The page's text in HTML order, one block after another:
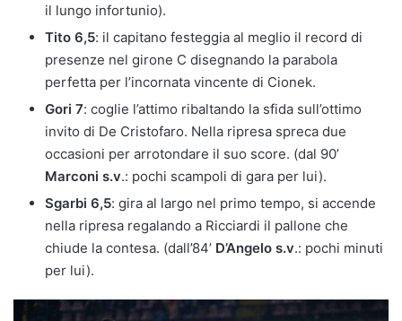
il lungo infortunio).
Tito 6,5: il capitano festeggia al meglio il record di
presenze nel girone C disegnando la parabola
perfetta per l’incornata vincente di Cionek.
Gori 7: coglie l’attimo ribaltando la sfida sull’ottimo
invito di De Cristofaro. Nella ripresa spreca due
occasioni per arrotondare il suo score. (dal 90’
Marconi s.v.: pochi scampoli di gara per lui).
Sgarbi 6,5: gira al largo nel primo tempo, si accende
nella ripresa regalando a Ricciardi il pallone che
chiude la contesa. (dall’84’ D’Angelo s.v.: pochi minuti
per lui).